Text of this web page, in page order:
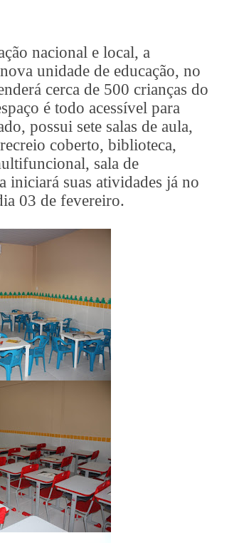
nacional e local, a
unidade de educação, no
cerca de 500 crianças do
é todo acessível para
possui sete salas de aula,
coberto, biblioteca,
sala de
iniciará suas atividades já no
03 de fevereiro.